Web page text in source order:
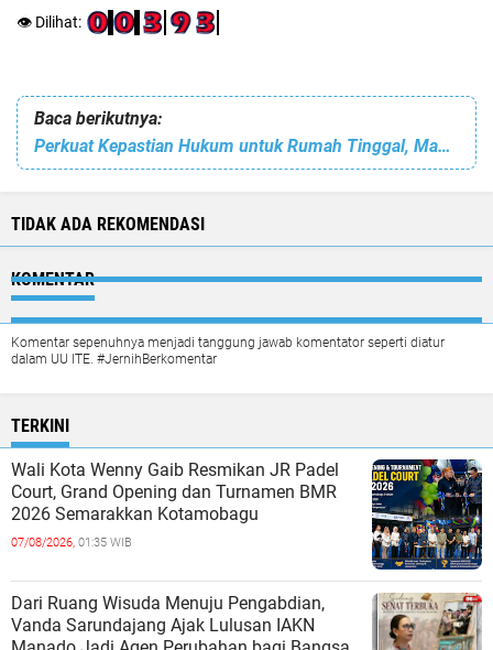
👁️ Dilihat:
Baca berikutnya:
Perkuat Kepastian Hukum untuk Rumah Tinggal, Masyarakat Bisa Tingkatkan Sertipikat HGB ke HM Sekarang
TIDAK ADA REKOMENDASI
KOMENTAR
Komentar sepenuhnya menjadi tanggung jawab komentator seperti diatur
dalam UU ITE. #JernihBerkomentar
TERKINI
Wali Kota Wenny Gaib Resmikan JR Padel
Court, Grand Opening dan Turnamen BMR
2026 Semarakkan Kotamobagu
07/08/2026, 01:35 WIB
Dari Ruang Wisuda Menuju Pengabdian,
Vanda Sarundajang Ajak Lulusan IAKN